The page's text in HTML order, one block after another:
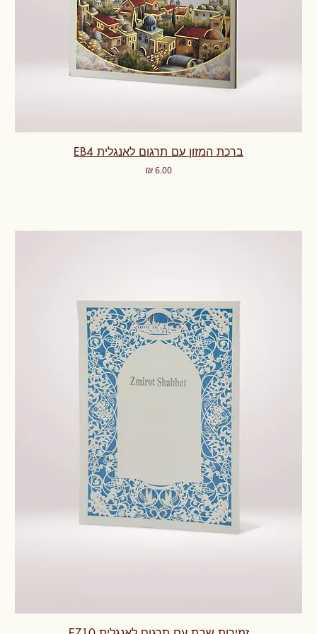
ברכת המזון עם תרגום לאנגלית EB4
מחיר‏6.00 ‏₪